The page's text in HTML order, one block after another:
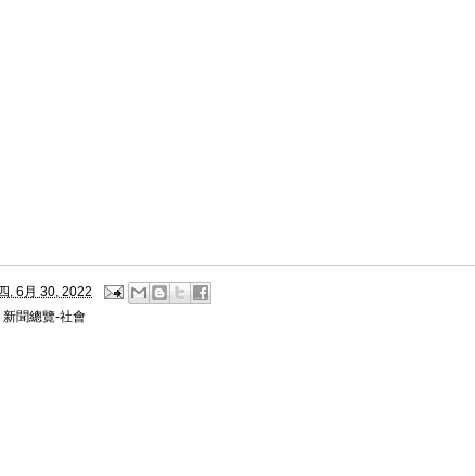
, 6月 30, 2022
新聞總覽-社會